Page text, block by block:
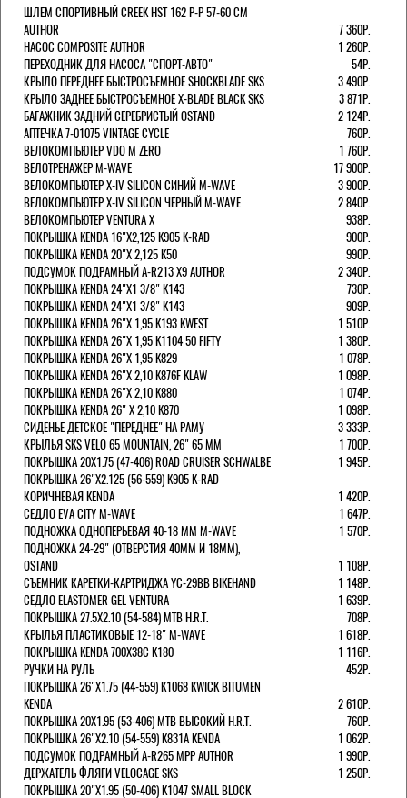
ШЛЕМ СПОРТИВНЫЙ CREEK HST 162 Р-Р 57-60 СМ
AUTHOR
7 360Р.
НАСОС COMPOSITE AUTHOR
1 260Р.
ПЕРЕХОДНИК ДЛЯ НАСОСА "СПОРТ-АВТО"
54Р.
КРЫЛО ПЕРЕДНЕЕ БЫСТРОСЪЕМНОЕ SHOCKBLADE SKS
3 490Р.
КРЫЛО ЗАДНЕЕ БЫСТРОСЪЕМНОЕ X-BLADE BLACK SKS
3 871Р.
БАГАЖНИК ЗАДНИЙ СЕРЕБРИСТЫЙ OSTAND
2 124Р.
АПТЕЧКА 7-01075 VINTAGE CYCLE
760Р.
ВЕЛОКОМПЬЮТЕР VDO M ZERO
1 760Р.
ВЕЛОТРЕНАЖЕР M-WAVE
17 900Р.
ВЕЛОКОМПЬЮТЕР X-IV SILICON СИНИЙ M-WAVE
3 900Р.
ВЕЛОКОМПЬЮТЕР X-IV SILICON ЧЕРНЫЙ M-WAVE
2 840Р.
ВЕЛОКОМПЬЮТЕР VENTURA Х
938Р.
ПОКРЫШКА KENDA 16"Х2,125 K905 K-RAD
900Р.
ПОКРЫШКА KENDA 20"Х 2,125 K50
990Р.
ПОДСУМОК ПОДРАМНЫЙ A-R213 X9 AUTHOR
2 340Р.
ПОКРЫШКА KENDA 24"Х1 3/8" K143
730Р.
ПОКРЫШКА KENDA 24"Х1 3/8" K143
909Р.
ПОКРЫШКА KENDA 26"Х 1,95 K193 KWEST
1 510Р.
ПОКРЫШКА KENDA 26"Х 1,95 K1104 50 FIFTY
1 380Р.
ПОКРЫШКА KENDA 26"Х 1,95 K829
1 078Р.
ПОКРЫШКА KENDA 26"Х 2,10 K876F KLAW
1 098Р.
ПОКРЫШКА KENDA 26"Х 2,10 K880
1 074Р.
ПОКРЫШКА KENDA 26" Х 2,10 K870
1 098Р.
СИДЕНЬЕ ДЕТСКОЕ "ПЕРЕДНЕЕ" НА РАМУ
3 333Р.
КРЫЛЬЯ SKS VELO 65 MOUNTAIN, 26" 65 ММ
1 700Р.
ПОКРЫШКА 20X1.75 (47-406) ROAD CRUISER SCHWALBE
1 945Р.
ПОКРЫШКА 26"Х2.125 (56-559) K905 K-RAD
КОРИЧНЕВАЯ KENDA
1 420Р.
СЕДЛО EVA CITY M-WAVE
1 647Р.
ПОДНОЖКА ОДНОПЕРЬЕВАЯ 40-18 ММ M-WAVE
1 570Р.
ПОДНОЖКА 24-29" (ОТВЕРСТИЯ 40ММ И 18ММ),
OSTAND
1 108Р.
СЪЕМНИК КАРЕТКИ-КАРТРИДЖА YC-29BB BIKEHAND
1 148Р.
СЕДЛО ELASTOMER GEL VENTURA
1 639Р.
ПОКРЫШКА 27.5X2.10 (54-584) MTB H.R.T.
708Р.
КРЫЛЬЯ ПЛАСТИКОВЫЕ 12-18" M-WAVE
1 618Р.
ПОКРЫШКА KENDA 700Х38С K180
1 116Р.
РУЧКИ НА РУЛЬ
452Р.
ПОКРЫШКА 26"Х1.75 (44-559) K1068 KWICK BITUMEN
KENDA
2 610Р.
ПОКРЫШКА 20X1.95 (53-406) MTB ВЫСОКИЙ H.R.T.
760Р.
ПОКРЫШКА 26"Х2.10 (54-559) K831A KENDA
1 062Р.
ПОДСУМОК ПОДРАМНЫЙ A-R265 MPP AUTHOR
1 990Р.
ДЕРЖАТЕЛЬ ФЛЯГИ VELOCAGE SKS
1 250Р.
ПОКРЫШКА 20"Х1.95 (50-406) K1047 SMALL BLOCK